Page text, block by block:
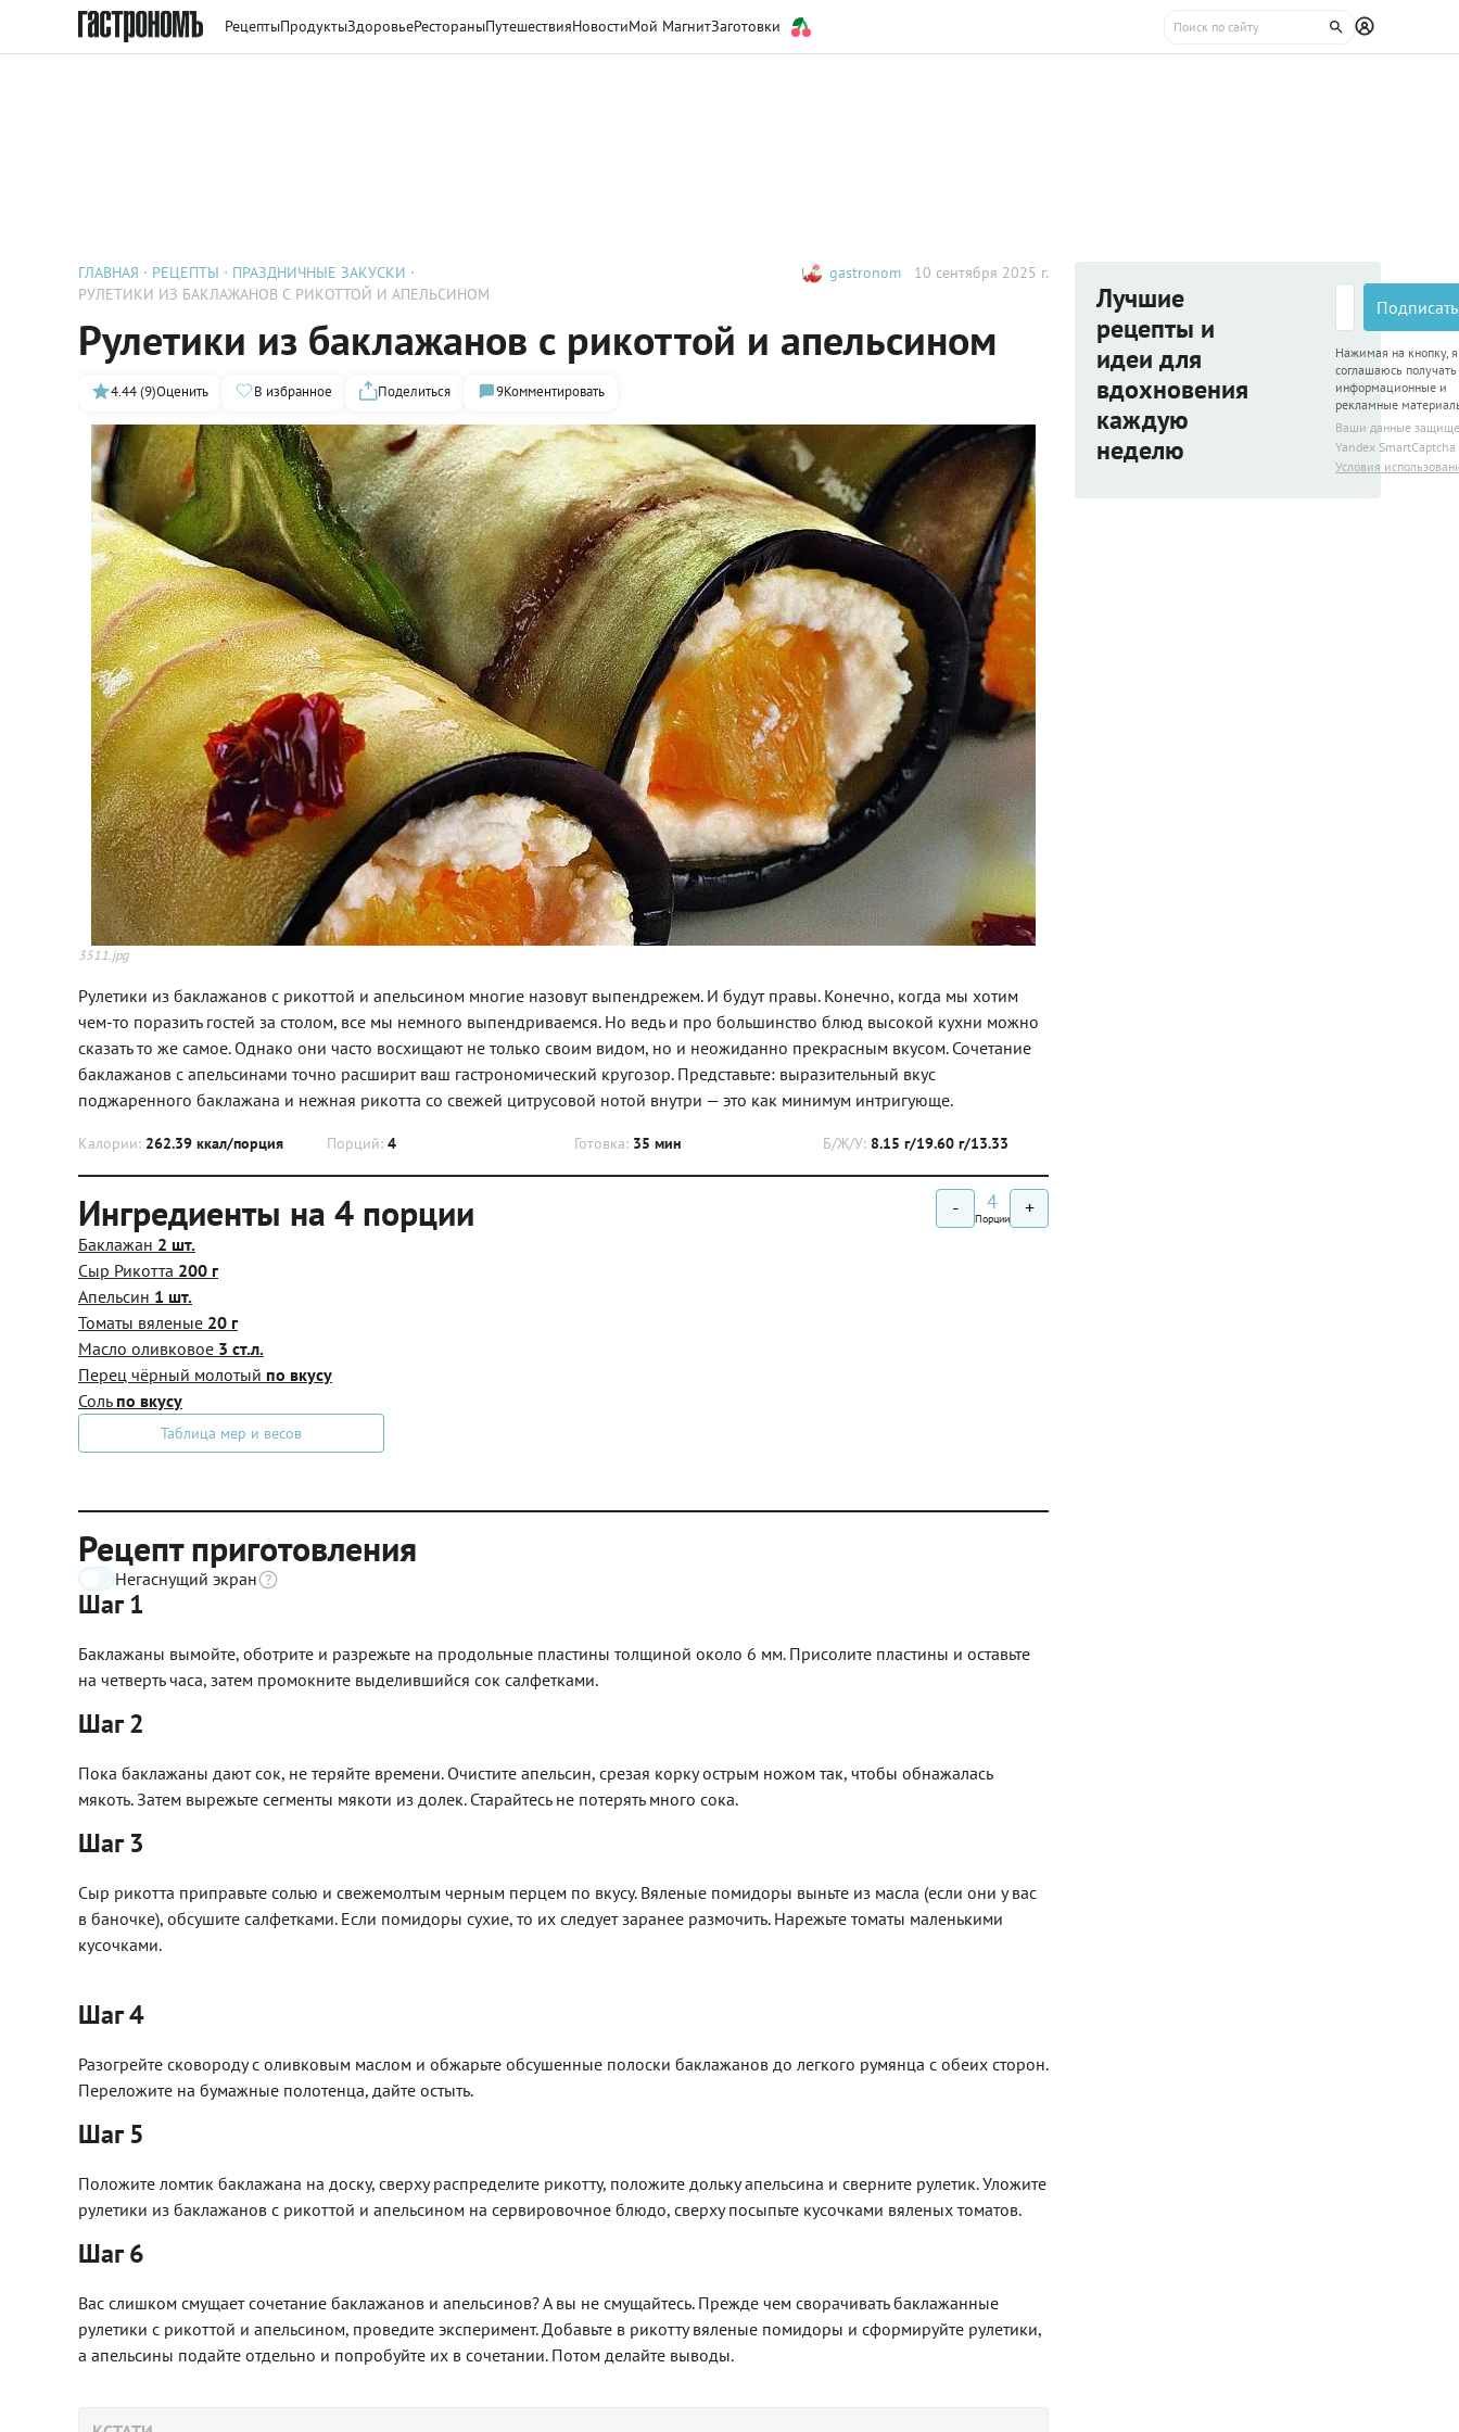
РецептыПродуктыЗдоровьеРестораныПутешествияНовостиМой МагнитЗаготовки
ГЛАВНАЯ РЕЦЕПТЫ
ПРАЗДНИЧНЫЕ ЗАКУСКИ
РУЛЕТИКИ ИЗ БАКЛАЖАНОВ С РИКОТТОЙ И АПЕЛЬСИНОМ
gastronom 10 сентября 2025 г.
Рулетики из баклажанов с рикоттой и апельсином
4.44 (9)Оценить В избранное Поделиться 9Комментировать
3511.jpg
Рулетики из баклажанов с рикоттой и апельсином многие назовут выпендрежем. И будут правы. Конечно, когда мы хотим
чем-то поразить гостей за столом, все мы немного выпендриваемся. Но ведь и про большинство блюд высокой кухни можно
сказать то же самое. Однако они часто восхищают не только своим видом, но и неожиданно прекрасным вкусом. Сочетание
баклажанов с апельсинами точно расширит ваш гастрономический кругозор. Представьте: выразительный вкус
поджаренного баклажана и нежная рикотта со свежей цитрусовой нотой внутри — это как минимум интригующе.
Калории: 262.39 ккал/порция Порций: 4 Готовка: 35 мин Б/Ж/У: 8.15 г/19.60 г/13.33
Ингредиенты на 4 порции - 4
Порции +
Баклажан 2 шт.
Сыр Рикотта 200 г
Апельсин 1 шт.
Томаты вяленые 20 г
Масло оливковое 3 ст.л.
Перец чёрный молотый по вкусу
Соль по вкусу
Таблица мер и весов
Рецепт приготовления
Негаснущий экран
Шаг 1
Баклажаны вымойте, оботрите и разрежьте на продольные пластины толщиной около 6 мм. Присолите пластины и оставьте
на четверть часа, затем промокните выделившийся сок салфетками.
Шаг 2
Пока баклажаны дают сок, не теряйте времени. Очистите апельсин, срезая корку острым ножом так, чтобы обнажалась
мякоть. Затем вырежьте сегменты мякоти из долек. Старайтесь не потерять много сока.
Шаг 3
Сыр рикотта приправьте солью и свежемолтым черным перцем по вкусу. Вяленые помидоры выньте из масла (если они у вас
в баночке), обсушите салфетками. Если помидоры сухие, то их следует заранее размочить. Нарежьте томаты маленькими
кусочками.
Шаг 4
Разогрейте сковороду с оливковым маслом и обжарьте обсушенные полоски баклажанов до легкого румянца с обеих сторон.
Переложите на бумажные полотенца, дайте остыть.
Шаг 5
Положите ломтик баклажана на доску, сверху распределите рикотту, положите дольку апельсина и сверните рулетик. Уложите
рулетики из баклажанов с рикоттой и апельсином на сервировочное блюдо, сверху посыпьте кусочками вяленых томатов.
Шаг 6
Вас слишком смущает сочетание баклажанов и апельсинов? А вы не смущайтесь. Прежде чем сворачивать баклажанные
рулетики с рикоттой и апельсином, проведите эксперимент. Добавьте в рикотту вяленые помидоры и сформируйте рулетики,
а апельсины подайте отдельно и попробуйте их в сочетании. Потом делайте выводы.
Лучшие
рецепты и
идеи для
вдохновения
каждую
неделю
Нажимая на кнопку, я
соглашаюсь получать
информационные и
рекламные
Ваши данные
Yandex SmartCaptcha
Условия